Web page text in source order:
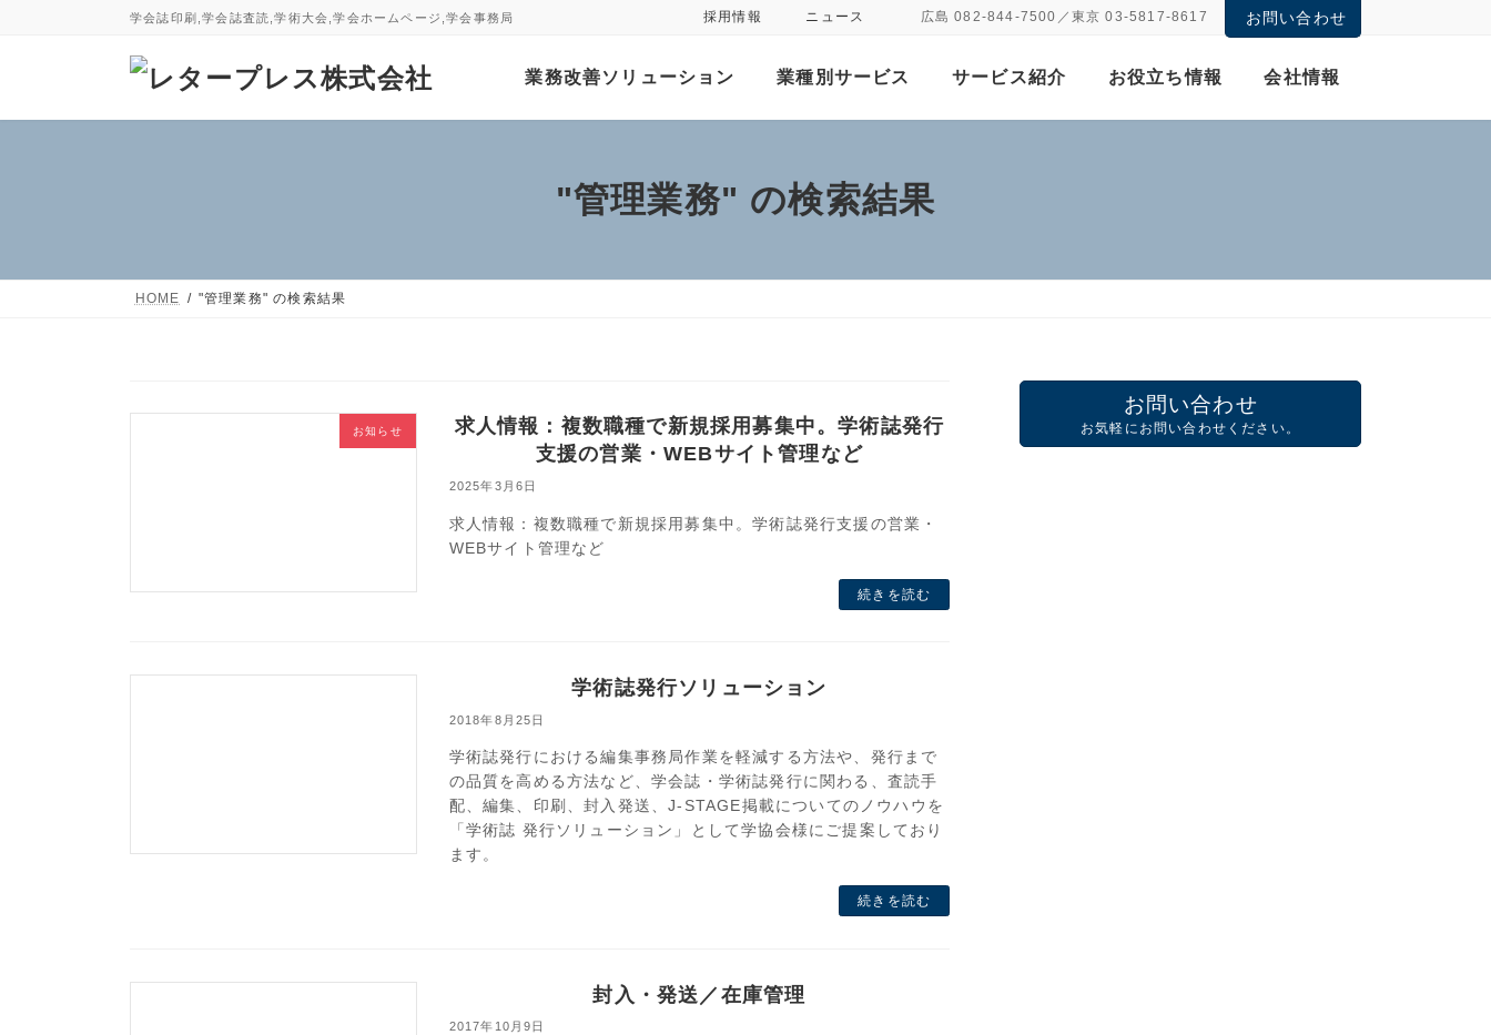
学会誌印刷,学会誌査読,学術大会,学会ホームページ,学会事務局 採用情報 ニュース 広島 082-844-7500／東京 03-5817-8617 お問い合わせ
業務改善ソリューション 業種別サービス サービス紹介 お役立ち情報 会社情報
"管理業務" の検索結果
HOME "管理業務" の検索結果
お知らせ
求人情報：複数職種で新規採用募集中。学術誌発行
支援の営業・WEBサイト管理など
2025年3月6日
求人情報：複数職種で新規採用募集中。学術誌発行支援の営業・
WEBサイト管理など
続きを読む
学術誌発行ソリューション
2018年8月25日
学術誌発行における編集事務局作業を軽減する方法や、発行まで
の品質を高める方法など、学会誌・学術誌発行に関わる、査読手
配、編集、印刷、封入発送、J-STAGE掲載についてのノウハウを
「学術誌 発行ソリューション」として学協会様にご提案しており
ます。
続きを読む
封入・発送／在庫管理
2017年10月9日
お問い合わせ
お気軽にお問い合わせください。